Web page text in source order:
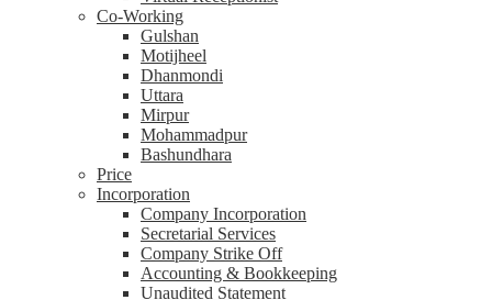
Co-Working
Gulshan
Motijheel
Dhanmondi
Uttara
Mirpur
Mohammadpur
Bashundhara
Price
Incorporation
Company Incorporation
Secretarial Services
Company Strike Off
Accounting & Bookkeeping
Unaudited Statement